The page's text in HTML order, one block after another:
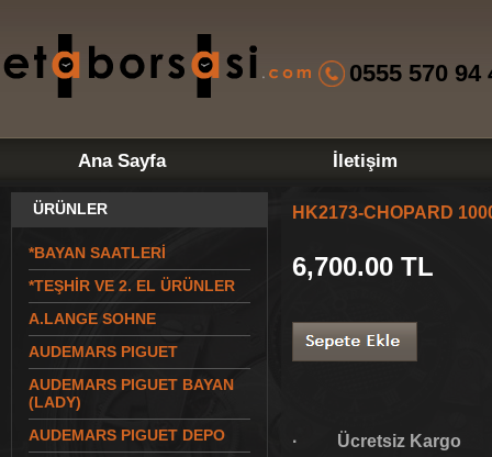
0555 570 94
Ana Sayfa İletişim
ÜRÜNLER
*BAYAN SAATLERİ
*TEŞHİR VE 2. EL ÜRÜNLER
A.LANGE SOHNE
AUDEMARS PIGUET
AUDEMARS PIGUET BAYAN
(LADY)
AUDEMARS PIGUET DEPO
HK2173-CHOPARD
6,700.00 TL
· Ücretsiz Kargo